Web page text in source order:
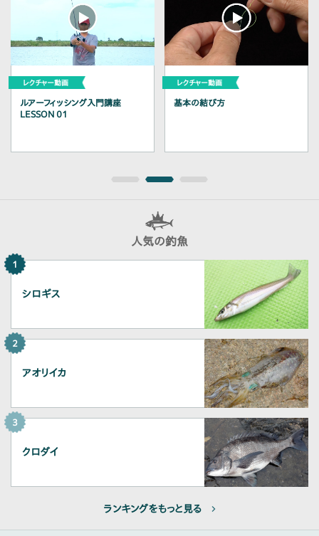
ング入門講座 基本の結び方
人気の釣魚
1
シロギス
2
アオリイカ
3
クロダイ
ランキングをもっと見る